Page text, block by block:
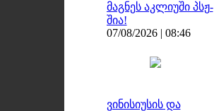
მაგნეს აკლიუში პსჟ-
შია!
07/08/2026 | 08:46
ვინისიუსის და